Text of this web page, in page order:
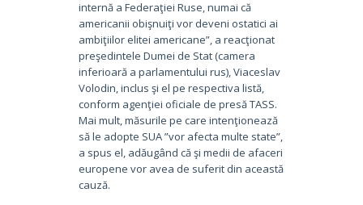
internă a Federaţiei Ruse, numai că
americanii obişnuiţi vor deveni ostatici ai
ambiţiilor elitei americane”, a reacţionat
preşedintele Dumei de Stat (camera
inferioară a parlamentului rus), Viaceslav
Volodin, inclus şi el pe respectiva listă,
conform agenţiei oficiale de presă TASS.
Mai mult, măsurile pe care intenţionează
să le adopte SUA ”vor afecta multe state”,
a spus el, adăugând că şi medii de afaceri
europene vor avea de suferit din această
cauză.